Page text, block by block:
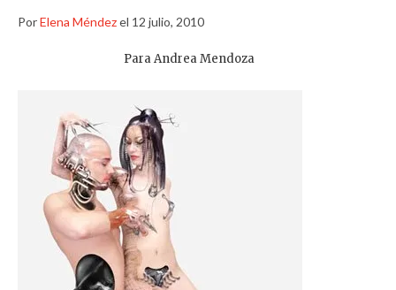
PorElena Méndezel 12 julio, 2010
Para Andrea Mendoza